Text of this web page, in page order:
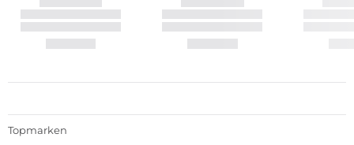
Topmarken